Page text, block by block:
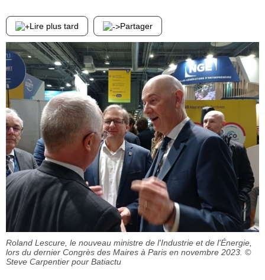
Lire plus tard Partager
Roland Lescure, le nouveau ministre de l'Industrie et de l'Énergie,
lors du dernier Congrès des Maires à Paris en novembre 2023. ©
Steve Carpentier pour Batiactu